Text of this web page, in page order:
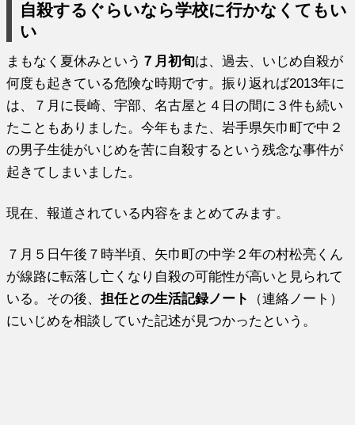
自殺するぐらいなら学校に行かなくてもい
い
まもなく夏休みという ７月初旬は、過去、いじめ自殺が
何度も起きている危険な時期です。振り返れば2013年に
は、７月に長崎、宇部、名古屋と４日の間に３件も続い
たこともありました。今年もまた、岩手県矢巾町で中２
の男子生徒がいじめを苦に自殺するという残念な事件が
起きてしまいました。
現在、報道されている内容をまとめてみます。
７月５日午後７時半頃、矢巾町の中学２年の村松亮くん
が線路に転落し亡くなり自殺の可能性が高いと見られて
いる。その後、担任との生活記録ノート
（連絡ノート）
にいじめを相談していた記述が見つかったという。